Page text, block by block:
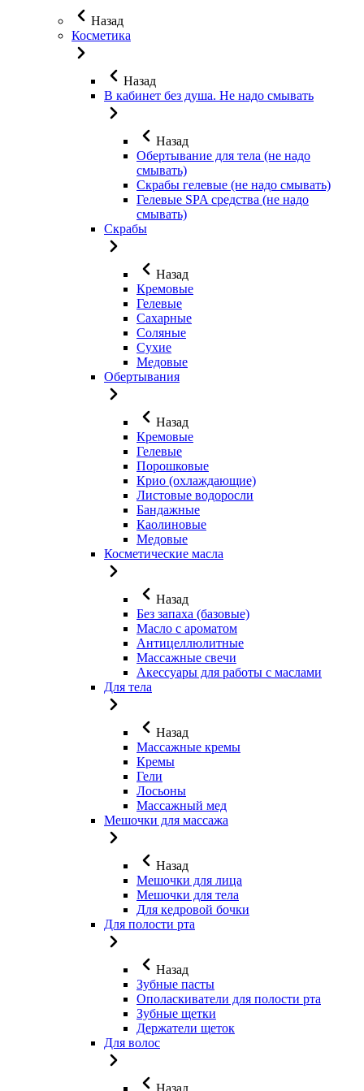
Назад
Косметика
Назад
В кабинет без душа. Не надо смывать
Назад
Обертывание для тела (не надо
смывать)
Скрабы гелевые (не надо смывать)
Гелевые SPA средства (не надо
смывать)
Скрабы
Назад
Кремовые
Гелевые
Сахарные
Соляные
Сухие
Медовые
Обертывания
Назад
Кремовые
Гелевые
Порошковые
Крио (охлаждающие)
Листовые водоросли
Бандажные
Каолиновые
Медовые
Косметические масла
Назад
Без запаха (базовые)
Масло с ароматом
Антицеллюлитные
Массажные свечи
Акессуары для работы с маслами
Для тела
Назад
Массажные кремы
Кремы
Гели
Лосьоны
Массажный мед
Мешочки для массажа
Назад
Мешочки для лица
Мешочки для тела
Для кедровой бочки
Для полости рта
Назад
Зубные пасты
Ополаскиватели для полости рта
Зубные щетки
Держатели щеток
Для волос
Назад